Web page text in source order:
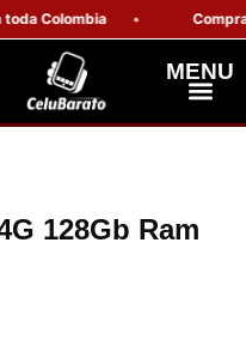
Colombia Compra
MENU
128Gb Ram